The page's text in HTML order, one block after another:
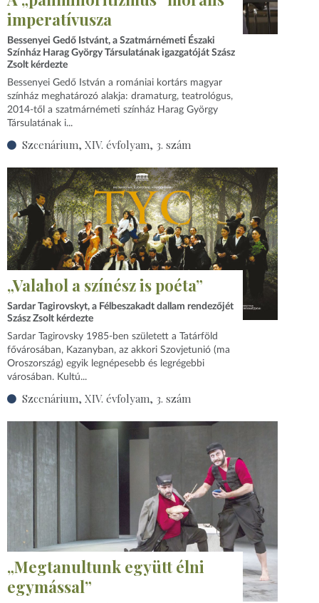
imperatívusza
Bessenyei Gedő Istvánt, a Szatmárnémeti Északi
Színház Harag György Társulatának igazgatóját Szász
Zsolt kérdezte
Bessenyei Gedő István a romániai kortárs magyar
színház meghatározó alakja: dramaturg, teatrológus,
2014‑től a szatmárnémeti színház Harag György
Társulatának i...
Szcenárium, XIV. évfolyam, 3. szám
„Valahol a színész is poéta”
Sardar Tagirovskyt, a Félbeszakadt dallam rendezőjét
Szász Zsolt kérdezte
Sardar Tagirovsky 1985‑ben született a Tatárföld
fővárosában, Kazanyban, az akkori Szovjetunió (ma
Oroszország) egyik legnépesebb és legrégebbi
városában. Kultú...
Szcenárium, XIV. évfolyam, 3. szám
„Megtanultunk együtt élni
egymással”